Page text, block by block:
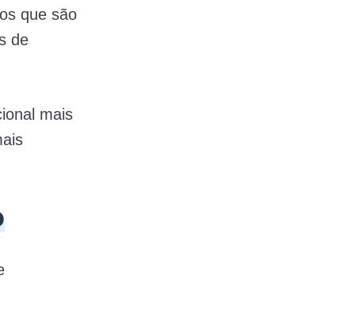
que são
de
mais